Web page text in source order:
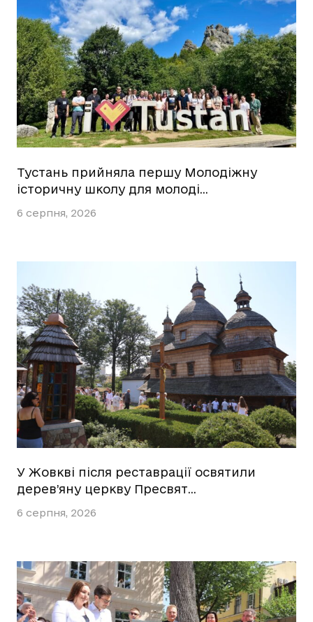
Тустань прийняла першу Молодіжну
історичну школу для молоді…
6 серпня, 2026
У Жовкві після реставрації освятили
дерев’яну церкву Пресвят…
6 серпня, 2026